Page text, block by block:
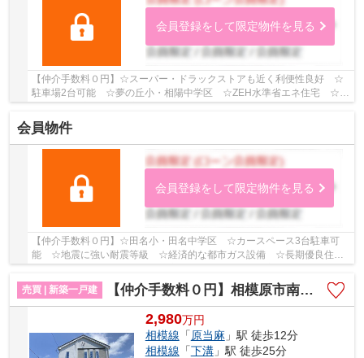
会員登録をして限定物件を見る
【仲介手数料０円】☆スーパー・ドラックストアも近く利便性良好 ☆
駐車場2台可能 ☆夢の丘小・相陽中学区 ☆ZEH水準省エネ住宅 ☆駅
徒歩圏内の立地 ☆住宅性能評価取得物件♪ 【相模原...
会員物件
会員登録をして限定物件を見る
【仲介手数料０円】☆田名小・田名中学区 ☆カースペース3台駐車可
能 ☆地震に強い耐震等級 ☆経済的な都市ガス設備 ☆長期優良住宅
認定物件 ☆ZEH水準省エネ住宅 ☆収納スペース豊富♪ ...
売買 | 新築一戸建
【仲介手数料０円】相模原市南区下溝11期 新築一戸建て
2,980万円
相模線 「 原当麻」駅 徒歩12分
相模線 「下溝」駅 徒歩25分